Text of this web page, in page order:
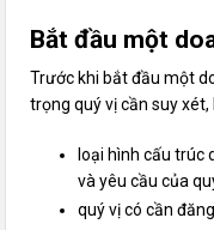
Bắt đầu một
Trước khi bắt đầu một
trọng quý vị cần suy xét,
loại hình cấu trúc
và yêu cầu của
quý vị có cần